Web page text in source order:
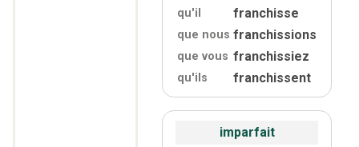
qu'il franchisse
que nous franchissions
que vous franchissiez
qu'ils franchissent
imparfait